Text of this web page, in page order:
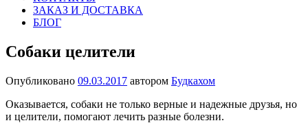
ЗАКАЗ И ДОСТАВКА
БЛОГ
Собаки целители
Опубликовано 09.03.2017 автором Будкахом
Оказывается, собаки не только верные и надежные друзья, но
и целители, помогают лечить разные болезни.